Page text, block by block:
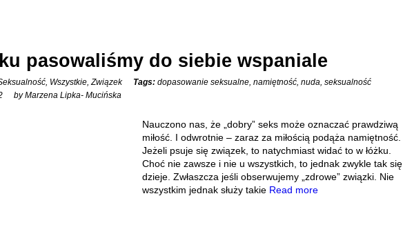
pasowaliśmy do siebie wspaniale
, Wszystkie,Związek Tags: dopasowanie seksualne, namiętność, nuda, seksualność
by Marzena Lipka- Mucińska
Nauczono nas, że „dobry” seks może oznaczać prawdziwą
miłość. I odwrotnie – zaraz za miłością podąża namiętność.
Jeżeli psuje się związek, to natychmiast widać to w łóżku.
Choć nie zawsze i nie u wszystkich, to jednak zwykle tak się
dzieje. Zwłaszcza jeśli obserwujemy „zdrowe” związki. Nie
wszystkim jednak służy takie Read more